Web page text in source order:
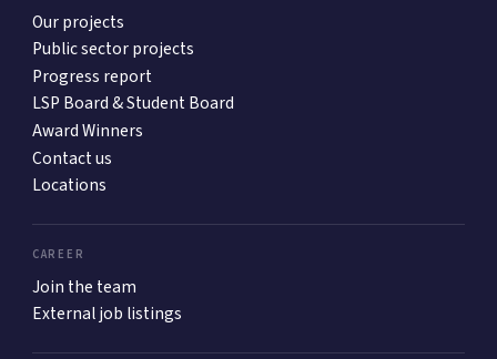
Our projects
Public sector projects
Progress report
LSP Board & Student Board
Award Winners
Contact us
Locations
CAREER
Join the team
External job listings